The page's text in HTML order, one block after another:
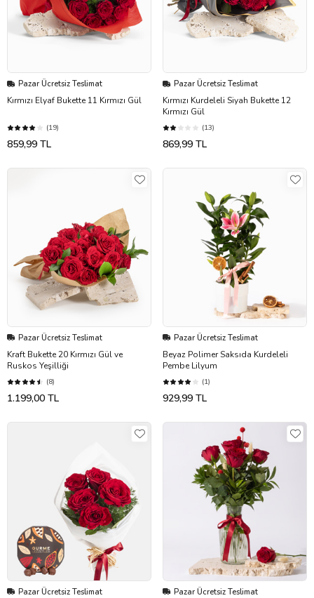
Pazar Ücretsiz Teslimat
Kırmızı Elyaf Bukette 11 Kırmızı Gül
(19)
859,99 TL
Pazar Ücretsiz Teslimat
Kırmızı Kurdeleli Siyah Bukette 12
Kırmızı Gül
(13)
869,99 TL
Pazar Ücretsiz Teslimat
Kraft Bukette 20 Kırmızı Gül ve
Ruskos Yeşilliği
(8)
1.199,00 TL
Pazar Ücretsiz Teslimat
Beyaz Polimer Saksıda Kurdeleli
Pembe Lilyum
(1)
929,99 TL
Pazar Ücretsiz Teslimat Pazar Ücretsiz Teslimat